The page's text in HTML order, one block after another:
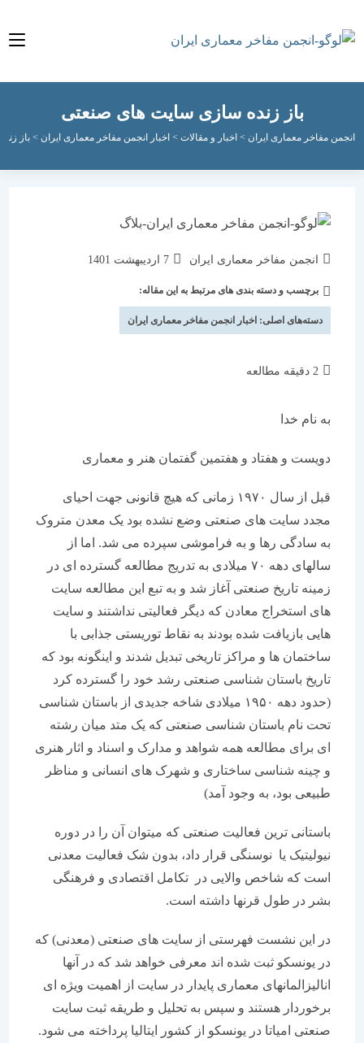
باز زنده سازی سایت های صنعتی
مفاخر معماری ایران > اخبار و مقالات>اخبار انجمن مفاخر معماری ایران > باز زنده
انجمن مفاخر معماری ایران
نوشته
شده
است:
7 اردیبهشت 1401
برچسب و دسته بندی های مرتبط به این مقاله:
دسته‌های اصلی:اخبار انجمن مفاخر معماری ایران
به نام خدا
دویست و هفتاد و هفتمین گفتمان هنر و معماری
قبل از سال ۱۹۷۰ زمانی که هیچ قانونی جهت احیای
مجدد سایت های صنعتی وضع نشده بود یک معدن متروک
به سادگی رها و به فراموشی سپرده می شد. اما از
سالهای دهه ۷۰ میلادی به تدریج مطالعه گسترده ای در
زمینه تاریخ صنعتی آغاز شد و به تبع این مطالعه سایت
های استخراج معادن که دیگر فعالیتی نداشتند و سایت
هایی بازیافت شده بودند به نقاط توریستی جذابی با
ساختمان ها و مراکز تاریخی تبدیل شدند و اینگونه بود که
تاریخ باستان شناسی صنعتی رشد خود را گسترده کرد
(حدود دهه ۱۹۵۰ میلادی شاخه جدیدی از باستان شناسی
تحت نام باستان شناسی صنعتی که یک متد میان رشته
ای برای مطالعه همه شواهد و مدارک و اسناد و اثار هنری
و چینه شناسی ساختاری و شهرک های انسانی و مناظر
طبیعی بود، به وجود آمد)
باستانی ترین فعالیت صنعتی که میتوان آن را در دوره
نیولیتیک یا نوسنگی قرار داد، بدون شک فعالیت معدنی
است که شاخص والایی در تکامل اقتصادی و فرهنگی
بشر در طول قرنها داشته است.
در این نشست فهرستی از سایت های صنعتی (معدنی) که
در یونسکو ثبت شده اند معرفی خواهد شد که در آنها
انالیزالمانهای معماری پایدار در سایت از اهمیت ویژه ای
برخوردار هستند و سپس به تحلیل و طریقه ثبت سایت
صنعتی امیاتا در یونسکو از کشور ایتالیا پرداخته می شود.